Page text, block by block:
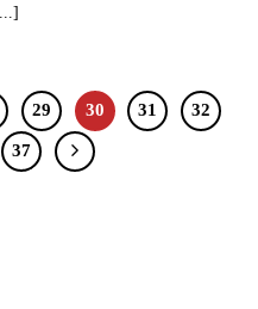
29 30 31 32
37